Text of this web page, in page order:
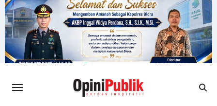
Skip
to
content